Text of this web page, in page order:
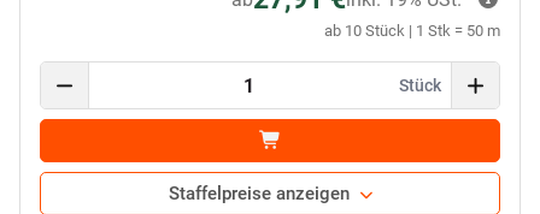
ab 10 Stück | 1 Stk = 50 m
Stück
Staffelpreise anzeigen